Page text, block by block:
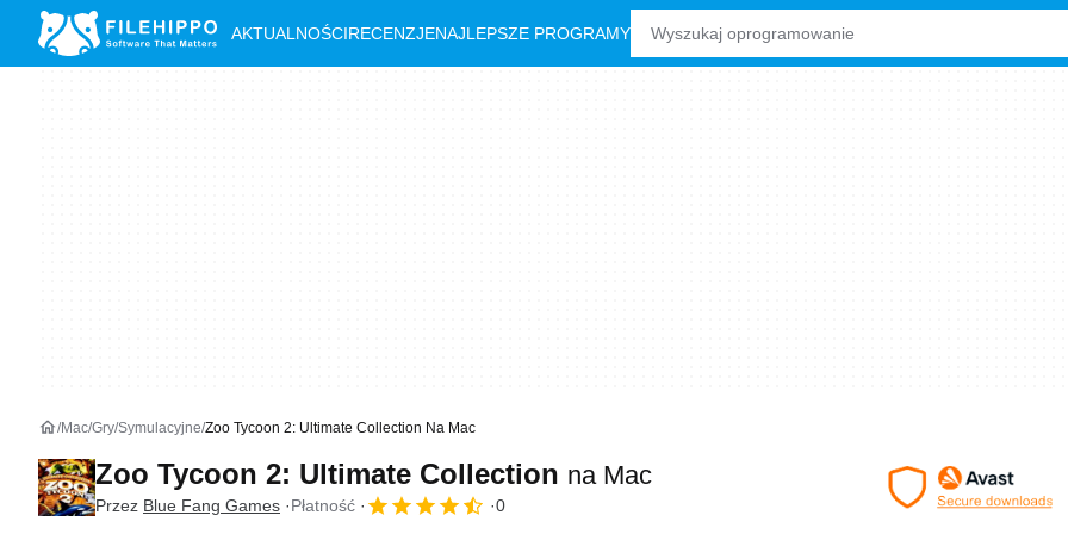
AKTUALNOŚCIRECENZJENAJLEPSZE PROGRAMY
Mac Gry Symulacyjne Zoo Tycoon 2: Ultimate Collection Na Mac
Zoo Tycoon 2: Ultimate Collection na Mac
Przez Blue Fang Games Płatność 0